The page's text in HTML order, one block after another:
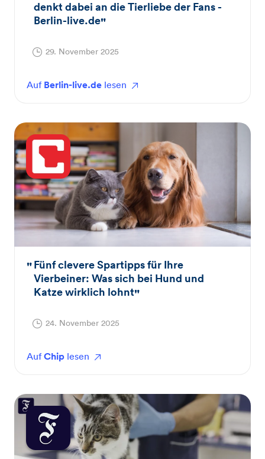
denkt dabei an die Tierliebe der Fans -
Berlin-live.de
29. November 2025
Auf Berlin-live.de lesen
Fünf clevere Spartipps für Ihre
Vierbeiner: Was sich bei Hund und
Katze wirklich lohnt
24. November 2025
AufChip lesen